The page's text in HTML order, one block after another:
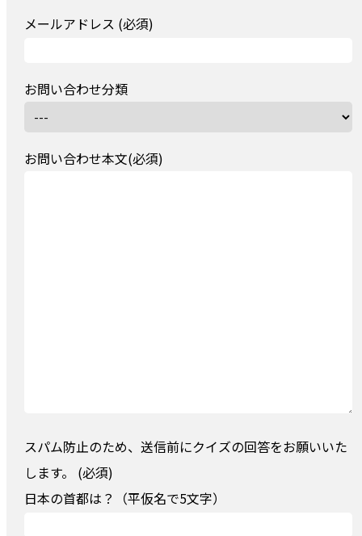
メールアドレス (必須)
お問い合わせ分類
お問い合わせ本文(必須)
スパム防止のため、送信前にクイズの回答をお願いいた
します。 (必須)
日本の首都は？（平仮名で5文字）